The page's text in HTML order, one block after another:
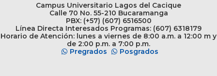
Campus Universitario Lagos del Cacique
Calle 70 No. 55-210 Bucaramanga
PBX: (+57) (607) 6516500
Línea Directa Interesados Programas: (607) 6318179
Horario de Atención: lunes a viernes de 8:00 a.m. a 12:00 m y
de 2:00 p.m. a 7:00 p.m.
Pregrados
Posgrados